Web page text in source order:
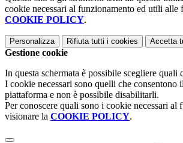
cookie necessari al funzionamento ed utili alle
COOKIE POLICY.
Personalizza Rifiuta tutti i cookies Accetta
Gestione cookie
In questa schermata è possibile scegliere quali
I cookie necessari sono quelli che consentono
piattaforma e non è possibile disabilitarli.
Per conoscere quali sono i cookie necessari al
visionare la COOKIE POLICY.